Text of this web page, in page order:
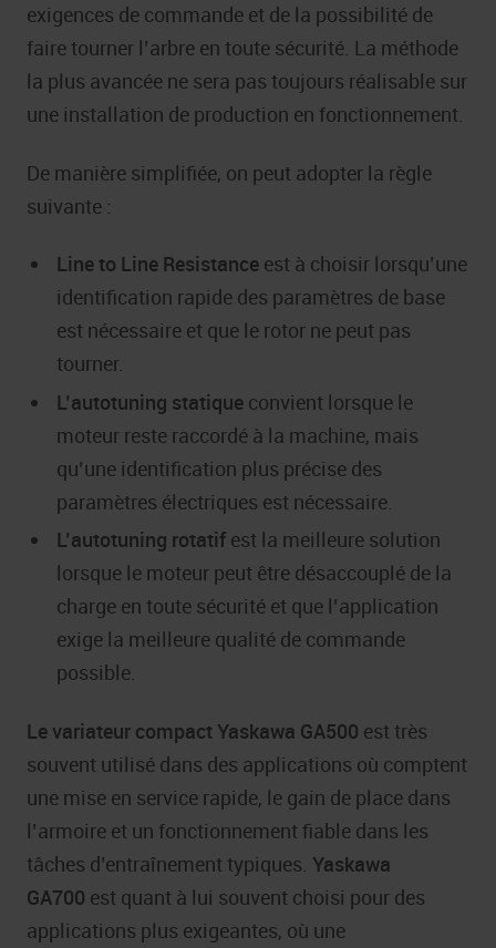
exigences de commande et de la possibilité de
faire tourner l’arbre en toute sécurité. La méthode
la plus avancée ne sera pas toujours réalisable sur
une installation de production en fonctionnement.
De manière simplifiée, on peut adopter la règle
suivante :
Line to Line Resistance est à choisir lorsqu’une
identification rapide des paramètres de base
est nécessaire et que le rotor ne peut pas
tourner.
L’autotuning statique convient lorsque le
moteur reste raccordé à la machine, mais
qu’une identification plus précise des
paramètres électriques est nécessaire.
L’autotuning rotatif est la meilleure solution
lorsque le moteur peut être désaccouplé de la
charge en toute sécurité et que l’application
exige la meilleure qualité de commande
possible.
Le variateur compact Yaskawa GA500 est très
souvent utilisé dans des applications où comptent
une mise en service rapide, le gain de place dans
l’armoire et un fonctionnement fiable dans les
tâches d’entraînement typiques. Yaskawa
GA700 est quant à lui souvent choisi pour des
applications plus exigeantes, où une